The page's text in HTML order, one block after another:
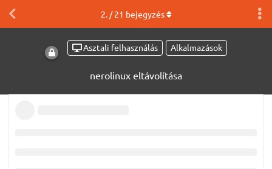
Asztali felhasználás Alkalmazások
nerolinux eltávolítása
2. /21 bejegyzés